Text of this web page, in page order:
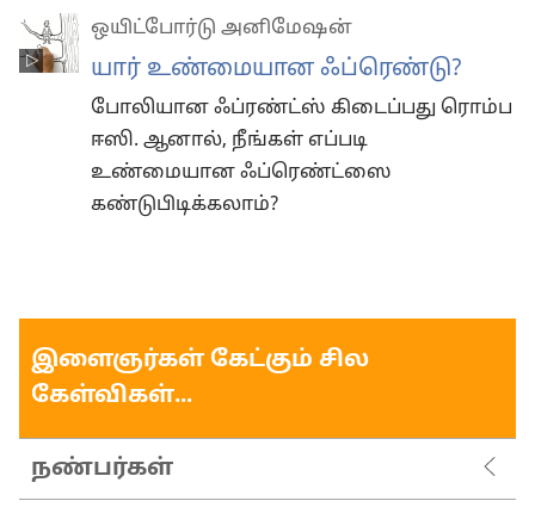
ஒயிட்போர்டு அனிமேஷன்
யார் உண்மையான ஃப்ரெண்டு?
போலியான ஃப்ரண்ட்ஸ் கிடைப்பது ரொம்ப
ஈஸி. ஆனால், நீங்கள் எப்படி
உண்மையான ஃப்ரெண்ட்ஸை
கண்டுபிடிக்கலாம்?
இளைஞர்கள் கேட்கும் சில
கேள்விகள்...
நண்பர்கள்